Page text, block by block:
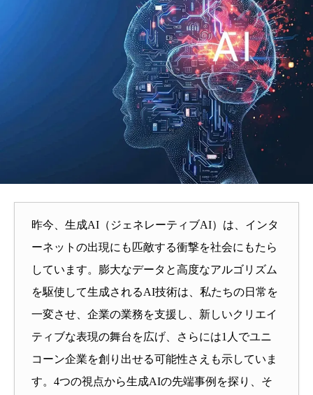
昨今、生成AI（ジェネレーティブAI）は、インタ
ーネットの出現にも匹敵する衝撃を社会にもたら
しています。膨大なデータと高度なアルゴリズム
を駆使して生成されるAI技術は、私たちの日常を
一変させ、企業の業務を支援し、新しいクリエイ
ティブな表現の舞台を広げ、さらには1人でユニ
コーン企業を創り出せる可能性さえも示していま
す。4つの視点から生成AIの先端事例を探り、そ